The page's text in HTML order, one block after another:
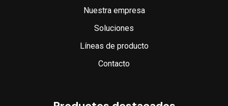
Nuestra empresa
Soluciones
Líneas de producto
Contacto